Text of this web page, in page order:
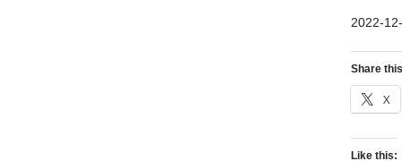
2022-
Share
X
Like this: